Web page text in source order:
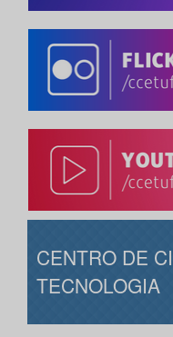
CENTRO DE
TECNOLOGIA